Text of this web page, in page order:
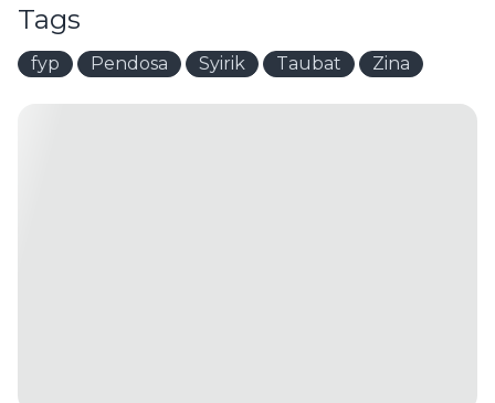
Tags
fyp Pendosa Syirik Taubat Zina